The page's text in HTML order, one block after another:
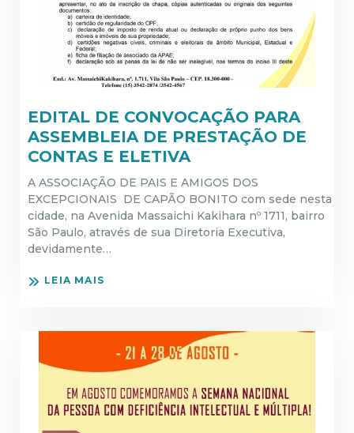
EDITAL DE CONVOCAÇÃO PARA
ASSEMBLEIA DE PRESTAÇÃO DE
CONTAS E ELETIVA
A ASSOCIAÇÃO DE PAIS E AMIGOS DOS
EXCEPCIONAIS DE CAPÃO BONITO com sede nesta
cidade, na Avenida Massaichi Kakihara nº 1711, bairro
São Paulo, através de sua Diretoria Executiva,
devidamente…
LEIA MAIS